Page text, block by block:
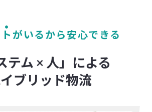
がいるから安心できる
テム × 人」による
ブリッド物流